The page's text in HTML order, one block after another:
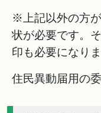
※上記以外の方
状が必要です。
印も必要になりま
住民異動届用の